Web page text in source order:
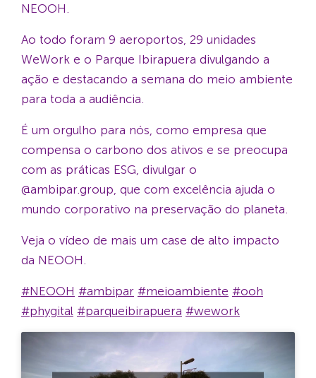
NEOOH.
Ao todo foram 9 aeroportos, 29 unidades
WeWork e o Parque Ibirapuera divulgando a
ação e destacando a semana do meio ambiente
para toda a audiência.
É um orgulho para nós, como empresa que
compensa o carbono dos ativos e se preocupa
com as práticas ESG, divulgar o
@ambipar.group, que com excelência ajuda o
mundo corporativo na preservação do planeta.
Veja o vídeo de mais um case de alto impacto
da NEOOH.
#NEOOH #ambipar #meioambiente #ooh
#phygital #parqueibirapuera #wework